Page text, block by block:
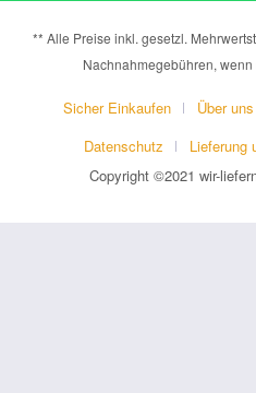
** Alle Preise inkl. gesetzl.
Nachnahmegebühren,
Sicher Einkaufen Über uns
Datenschutz
Lieferung
Copyright ©2021 wir-